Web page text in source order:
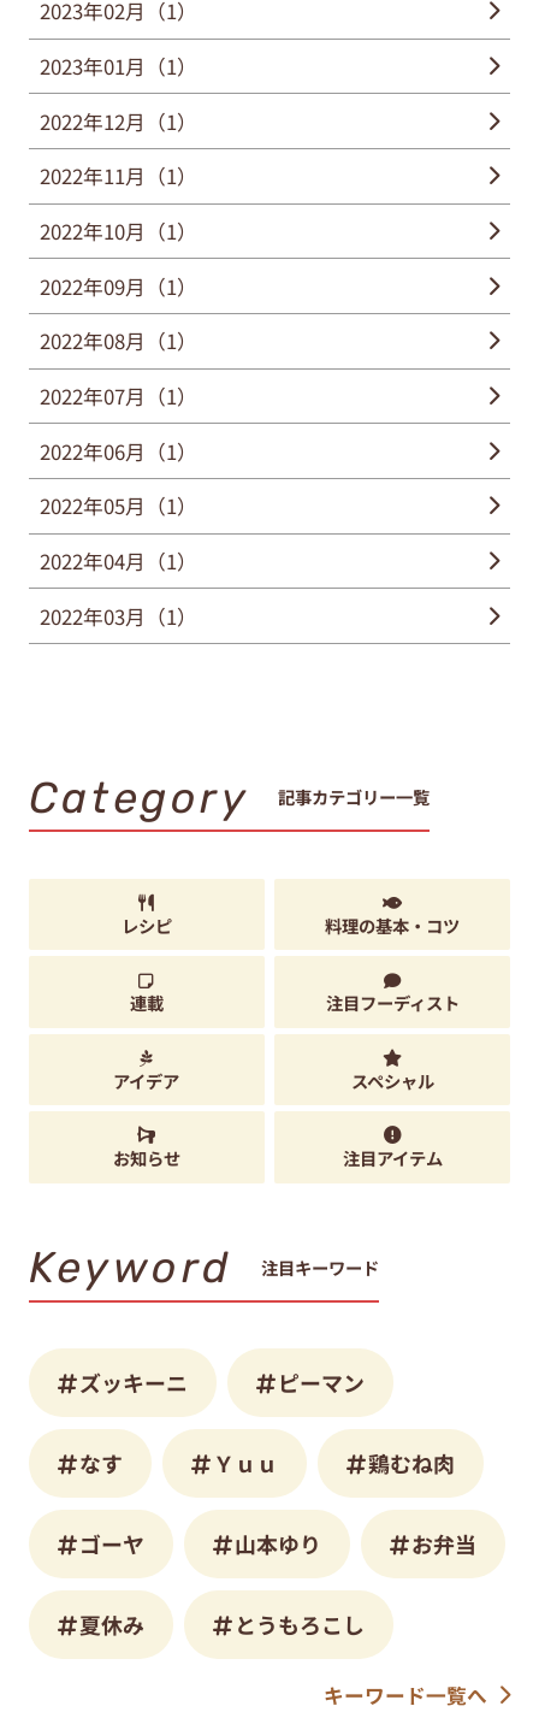
2023年02月（1）
2023年01月（1）
2022年12月（1）
2022年11月（1）
2022年10月（1）
2022年09月（1）
2022年08月（1）
2022年07月（1）
2022年06月（1）
2022年05月（1）
2022年04月（1）
2022年03月（1）
Category 記事カテゴリー一覧
レシピ 料理の基本・コツ
連載 注目フーディスト
アイデア スペシャル
お知らせ 注目アイテム
Keyword 注目キーワード
ズッキーニ ピーマン
なす Ｙｕｕ 鶏むね肉
ゴーヤ 山本ゆり お弁当
夏休み とうもろこし
キーワード一覧へ